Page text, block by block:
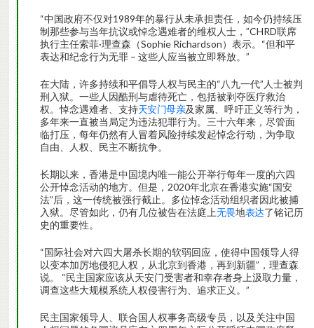
“中国政府不仅对1989年的暴行从未承担责任，如今仍持续压
制那些参与当年抗议或悼念遇难者的维权人士，”CHRD联席
执行主任索菲·理查森（Sophie Richardson）表示。“但和平
表达和纪念行为无罪 – 这些人应当被立即释放。”
在大陆，许多持续和平倡导人权与民主的“八九一代”人士被判
刑入狱。一些人因酷刑与虐待死亡，包括被剥夺医疗救治
权。悼念遇难者、支持天安门母亲及家属、呼吁正义等行为，
多年来一直被当局定为违法犯罪行为。三十六年来，尽管面
临打压，每年仍然有人冒着风险持续发起悼念行动，为争取
自由、人权、民主不断抗争。
长期以来，香港是中国境内唯一能公开举行每年一度的六四
公开悼念活动的地方。但是，2020年北京在香港实施“国安
法”后，这一传统被强行截止。多位悼念活动组织者因此被捕
入狱。尽管如此，仍有几位被告在法庭上无畏地表达了铭记历
史的重要性。
“国际社会对六四大屠杀长期的软弱回应，使得中国领导人得
以变本加厉地侵犯人权，从北京到香港，再到新疆”，理查森
说。 “民主国家应该从天安门受害者和幸存者身上汲取力量，
调查这些大规模系统人权侵害行为、追求正义。”
民主国家领导人、联合国人权事务高级专员，以及关注中国